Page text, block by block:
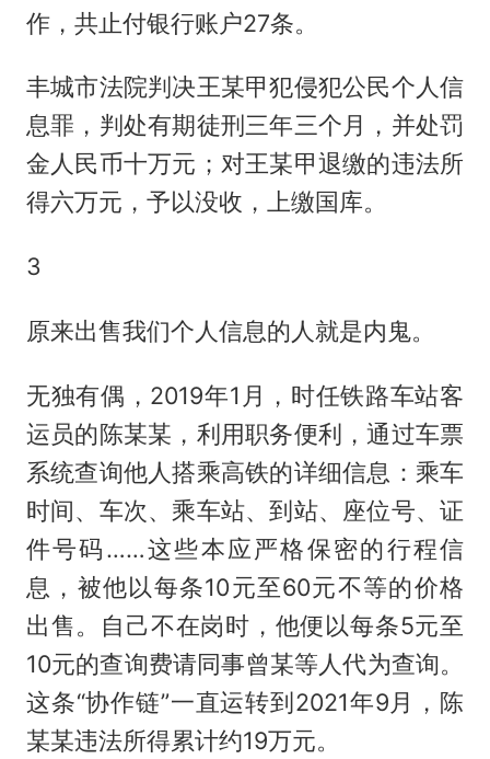
作，共止付银行账户27条。
丰城市法院判决王某甲犯侵犯公民个人信
息罪，判处有期徒刑三年三个月，并处罚
金人民币十万元；对王某甲退缴的违法所
得六万元，予以没收，上缴国库。
3
原来出售我们个人信息的人就是内鬼。
无独有偶，2019年1月，时任铁路车站客
运员的陈某某，利用职务便利，通过车票
系统查询他人搭乘高铁的详细信息：乘车
时间、车次、乘车站、到站、座位号、证
件号码……这些本应严格保密的行程信
息，被他以每条10元至60元不等的价格
出售。自己不在岗时，他便以每条5元至
10元的查询费请同事曾某等人代为查询。
这条“协作链”一直运转到2021年9月，陈
某某违法所得累计约19万元。